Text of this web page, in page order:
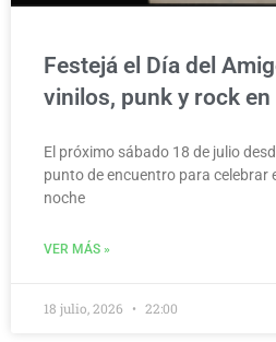
Festejá el Día del
vinilos, punk y rock en
El próximo sábado 18 de julio
punto de encuentro para celebrar
noche
VER MÁS »
18 julio, 2026 22:00